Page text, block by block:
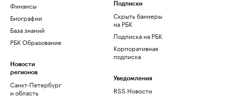
Финансы
Биографии
База знаний
РБК Образование
Новости
регионов
Санкт-Петербург
и область
Подписки
Скрыть баннеры
на РБК
Подписка на РБК
Корпоративная
подписка
Уведомления
RSS Новости